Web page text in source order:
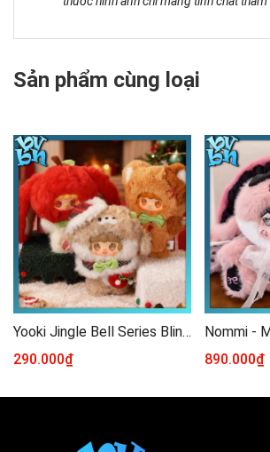
Sản phẩm cùng loại
Yooki Jingle Bell Series Blindbox
290.000₫
890.000₫